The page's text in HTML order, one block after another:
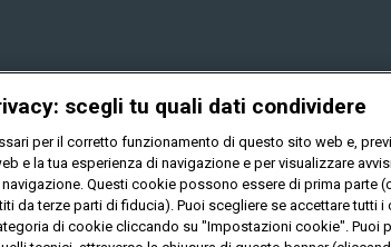
- P.I. 02433760135 Privacy Cookies
scegli tu quali dati condividere
per il corretto funzionamento di questo sito web e,
e la tua esperienza di navigazione e per visualizzare
Questi cookie possono essere di prima parte
da terze parti di fiducia). Puoi scegliere se accettare tutti
di cookie cliccando su "Impostazioni cookie". Puoi